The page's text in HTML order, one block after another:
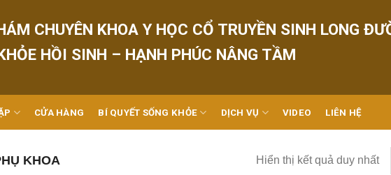
CHUYÊN KHOA Y HỌC CỔ TRUYỀN SINH LONG
HỒI SINH – HẠNH PHÚC NÂNG TẦM
CỬA HÀNG BÍ QUYẾT SỐNG KHỎE DỊCH VỤ VIDEO LIÊN HỆ
KHOA Hiển thị kết quả duy nhất